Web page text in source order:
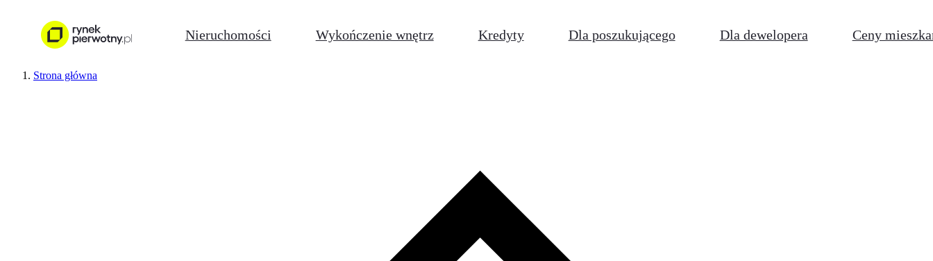
Nieruchomości Wykończenie wnętrz Kredyty Dla poszukującego Dla dewelopera Ceny
Strona główna